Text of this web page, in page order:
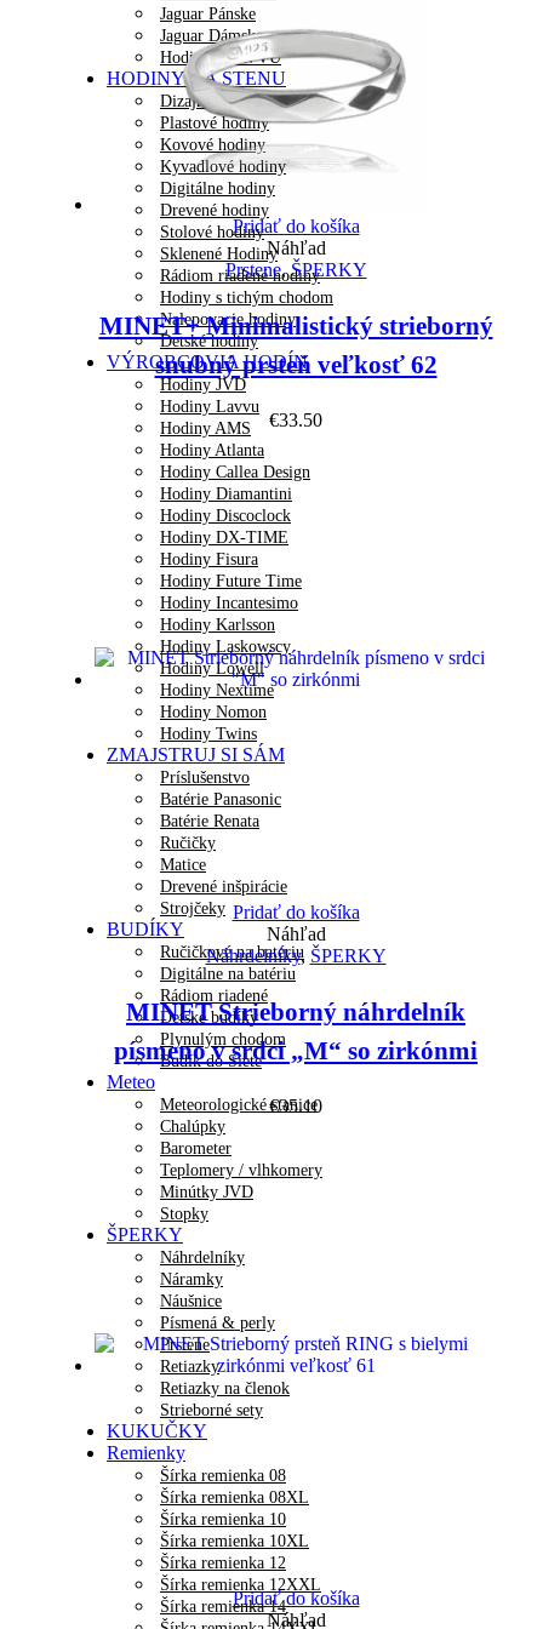
Jaguar Pánske
Jaguar Dámske
Hodinky LAVVU
HODINY NA STENU
Dizajnové hodiny
Plastové hodiny
Kovové hodiny
Kyvadlové hodiny
Digitálne hodiny
Drevené hodiny
Stolové hodiny
Sklenené Hodiny
Rádiom riadené hodiny
Hodiny s tichým chodom
Nalepovacie hodiny
Detské hodiny
VÝROBCOVIA HODÍN
Hodiny JVD
Hodiny Lavvu
Hodiny AMS
Hodiny Atlanta
Hodiny Callea Design
Hodiny Diamantini
Hodiny Discoclock
Hodiny DX-TIME
Hodiny Fisura
Hodiny Future Time
Hodiny Incantesimo
Hodiny Karlsson
Hodiny Laskowscy
Hodiny Lowell
Hodiny Nextime
Hodiny Nomon
Hodiny Twins
ZMAJSTRUJ SI SÁM
Príslušenstvo
Batérie Panasonic
Batérie Renata
Ručičky
Matice
Drevené inšpirácie
Strojčeky
BUDÍKY
Ručičkové na batériu
Digitálne na batériu
Rádiom riadené
Detské budíky
Plynulým chodom
Budík do Siete
Meteo
Meteorologické stanice
Chalúpky
Barometer
Teplomery / vlhkomery
Minútky JVD
Stopky
ŠPERKY
Náhrdelníky
Náramky
Náušnice
Písmená & perly
Prstene
Retiazky
Retiazky na členok
Strieborné sety
KUKUČKY
Remienky
Šírka remienka 08
Šírka remienka 08XL
Šírka remienka 10
Šírka remienka 10XL
Šírka remienka 12
Šírka remienka 12XXL
Šírka remienka 14
Pridať do košíka
Náhľad
Prstene,ŠPERKY
MINET+ Minimalistický strieborný
snubný prsteň veľkosť 62
€33.50
Pridať do košíka
Náhľad
Náhrdelníky, ŠPERKY
MINET Strieborný náhrdelník
písmeno v srdci „M“ so zirkónmi
€35.10
Pridať do košíka
Náhľad